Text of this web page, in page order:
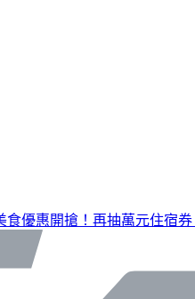
食優惠開搶！再抽萬元住宿券